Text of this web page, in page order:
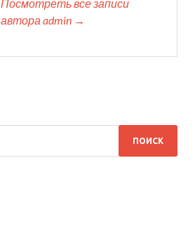
Посмотреть все записи
автора admin →